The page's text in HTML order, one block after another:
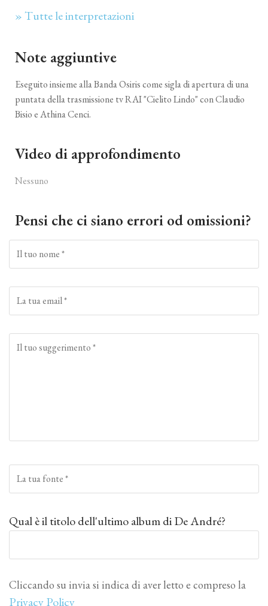
» Tutte le interpretazioni
Note aggiuntive
Eseguito insieme alla Banda Osiris come sigla di apertura di una
puntata della trasmissione tv RAI "Cielito Lindo" con Claudio
Bisio e Athina Cenci.
Video di approfondimento
Nessuno
Pensi che ci siano errori od omissioni?
Qual è il titolo dell'ultimo album di De André?
Cliccando su invia si indica di aver letto e compreso la
Privacy Policy